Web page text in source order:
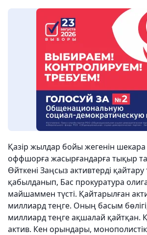
Қазір жылдар бойы жегенін
оффшорға жасырғандарға тықыр
Өйткені Заңсыз активтерді
қабылданып, Бас прокуратура
майшаммен түсті. Қайтарылған
миллиард теңге. Оның басым
миллиард теңге ақшалай қайтқан.
актив. Кен орындары,